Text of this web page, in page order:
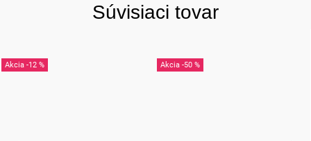
Súvisiaci tovar
-12 % -50 %